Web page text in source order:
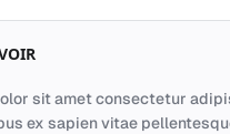
sit amet consectetur
ex sapien vitae